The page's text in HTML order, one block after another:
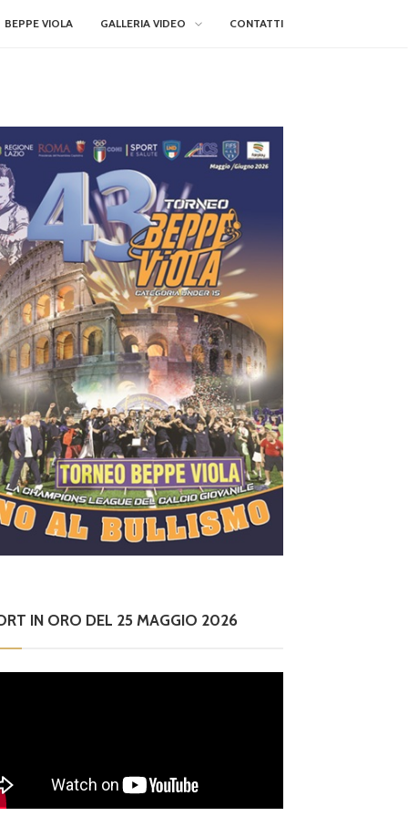
BEPPE VIOLA GALLERIA VIDEO CONTATTI
IN ORO DEL 25 MAGGIO 2026